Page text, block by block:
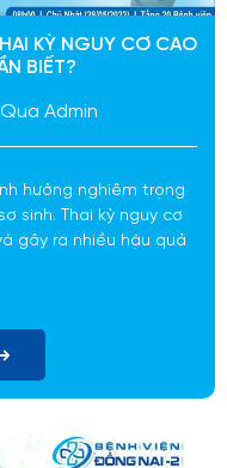
KỲ NGUY CƠ CAO
BIẾT?
Qua Admin
hưởng nghiêm trọng
sinh. Thai kỳ nguy cơ
gây ra nhiều hậu quả